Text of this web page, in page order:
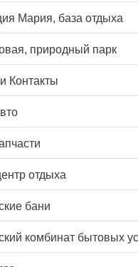
Мария, база отдыха
природный парк
Контакты
отдыха
бани
комбинат бытовых